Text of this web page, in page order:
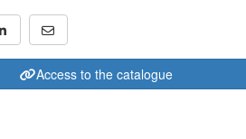
Access to the catalogue